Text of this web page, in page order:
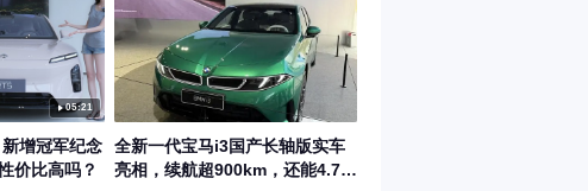
05:21
增冠军纪念
价比高吗？
全新一代宝马i3国产长轴版实车
亮相，续航超900km，还能4.7S